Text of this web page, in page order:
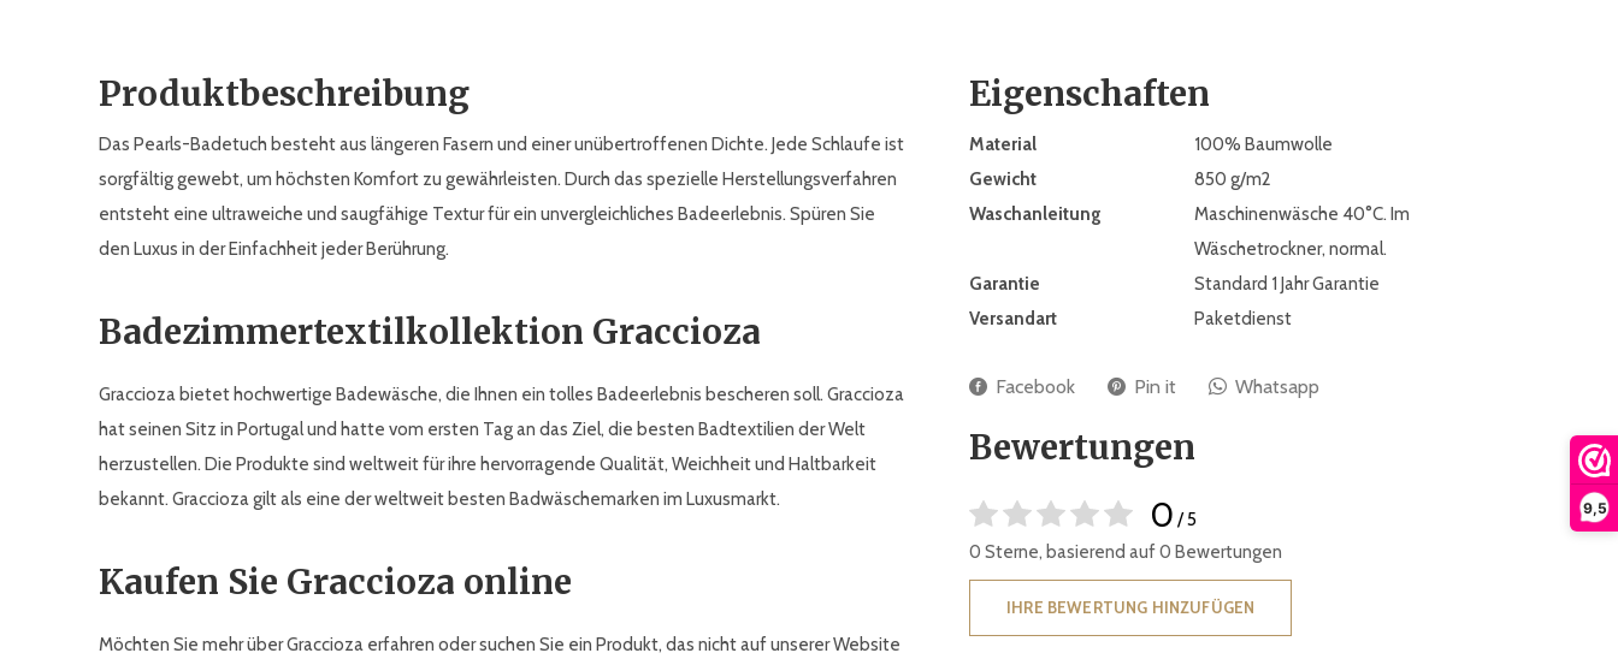
9,5
Produktbeschreibung
Das Pearls-Badetuch besteht aus längeren Fasern und einer unübertroffenen Dichte. Jede Schlaufe ist
sorgfältig gewebt, um höchsten Komfort zu gewährleisten. Durch das spezielle Herstellungsverfahren
entsteht eine ultraweiche und saugfähige Textur für ein unvergleichliches Badeerlebnis. Spüren Sie
den Luxus in der Einfachheit jeder Berührung.
Badezimmertextilkollektion Graccioza
Graccioza bietet hochwertige Badewäsche, die Ihnen ein tolles Badeerlebnis bescheren soll. Graccioza
hat seinen Sitz in Portugal und hatte vom ersten Tag an das Ziel, die besten Badtextilien der Welt
herzustellen. Die Produkte sind weltweit für ihre hervorragende Qualität, Weichheit und Haltbarkeit
bekannt. Graccioza gilt als eine der weltweit besten Badwäschemarken im Luxusmarkt.
Kaufen Sie Graccioza online
Möchten Sie mehr über Graccioza erfahren oder suchen Sie ein Produkt, das nicht auf unserer Website
Eigenschaften
Material
100% Baumwolle
Gewicht
850 g/m2
Waschanleitung
Maschinenwäsche 40°C. Im
Wäschetrockner, normal.
Garantie
Standard 1 Jahr Garantie
Versandart
Paketdienst
Facebook Pin it Whatsapp
Bewertungen
0 / 5
0 Sterne, basierend auf 0 Bewertungen
IHRE BEWERTUNG HINZUFÜGEN